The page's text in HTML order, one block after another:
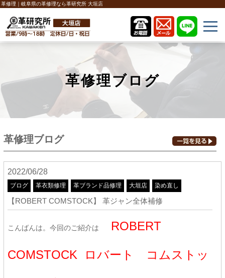
革修理｜岐阜県の革修理なら革研究所 大垣店
革修理ブログ
革修理ブログ
2022/06/28
ブログ 革衣類修理 革ブランド品修理 大垣店 染め直し
【ROBERT COMSTOCK】 革ジャン全体補修
こんばんは。今回のご紹介は ROBERT
COMSTOCK ロバート コムストッ